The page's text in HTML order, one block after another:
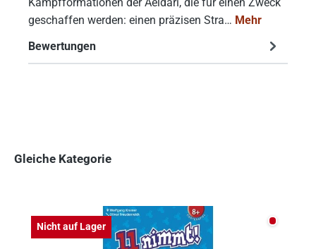
geschaffen werden: einen präzisen Stra… Mehr
Bewertungen
Gleiche Kategorie
Nicht auf Lager Nicht